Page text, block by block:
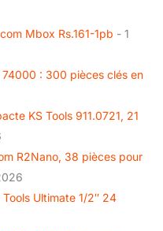
Mbox Rs.161-1pb - 1
74000 : 300 pièces clés en
KS Tools 911.0721, 21
R2Nano, 38 pièces pour
Ultimate 1/2″ 24